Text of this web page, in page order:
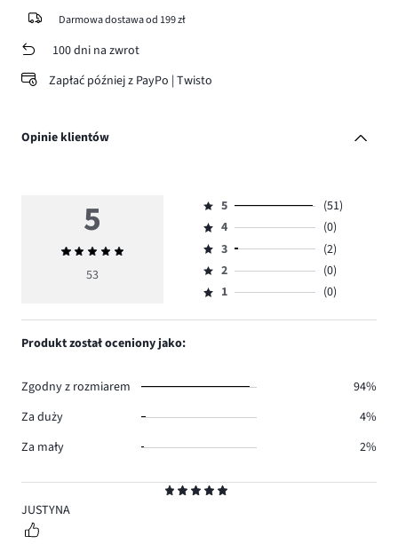
Darmowa dostawa od 199 zł
100 dni na zwrot
Zapłać później z PayPo | Twisto
Opinie klientów
5
JUSTYNA
5
Średnia
ocena
53
Ocena
5,
ilość
głosów
51.
5
(51)
Ocena
4,
ilość
głosów
4
(0)
Ocena
3,
ilość
3
(2)
Ocena
2,
2
(0)
Ocena
1,
1 (0)
Produkt został oceniony jako:
Zgodny z rozmiarem
94%
Za duży
4%
Za mały
2%